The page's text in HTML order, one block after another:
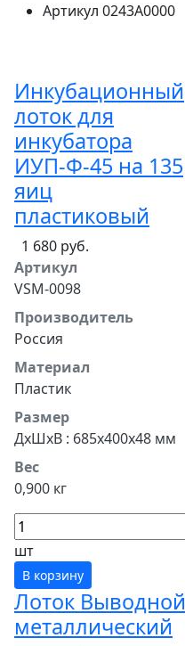
Артикул 0243A0000
Инкубационный
лоток для
инкубатора
ИУП-Ф-45 на 135
яиц
пластиковый
1 680 руб.
Артикул
VSM-0098
Производитель
Россия
Материал
Пластик
Размер
ДхШхВ : 685х400х48 мм
Вес
0,900 кг
шт
В корзину
Лоток Выводной
металлический